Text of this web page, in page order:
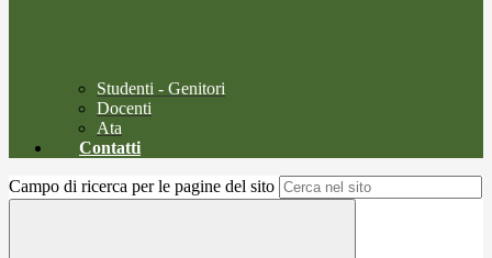
Studenti - Genitori
Docenti
Ata
Contatti
Campo di ricerca per le pagine del sito